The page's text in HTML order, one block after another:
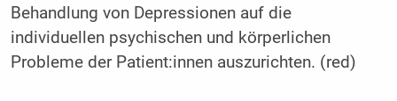
Behandlung von Depressionen auf die
individuellen psychischen und körperlichen
Probleme der Patient:innen auszurichten. (red)